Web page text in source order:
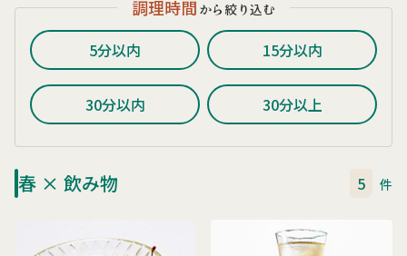
調理時間 から絞り込む
5分以内 15分以内
30分以内 30分以上
春 × 飲み物 5 件